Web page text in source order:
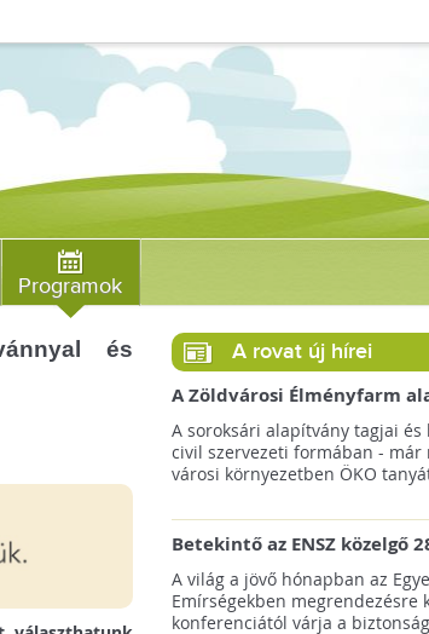
Programok
és
A rovat új hírei
A Zöldvárosi Élményfarm
végre megkezdte gyakorlati
működését!
A soroksári alapítvány tagjai és
civil szervezeti formában - már
városi környezetben ÖKO
Betekintő az ENSZ közelgő
klímacsúcsába
A világ a jövő hónapban az
Emírségekben megrendezésre
konferenciától várja a